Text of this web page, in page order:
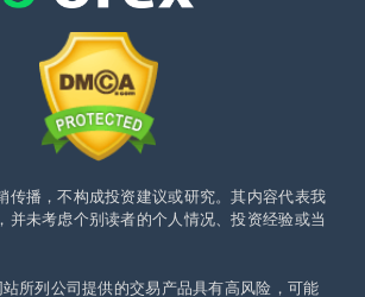
传播，不构成投资建议或研究。其内容代表我
并未考虑个别读者的个人情况、投资经验或当
站所列公司提供的交易产品具有高风险，可能